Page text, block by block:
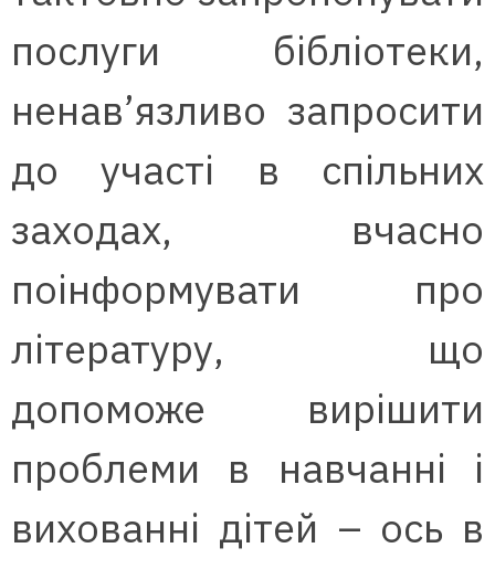
послуги бібліотеки,
ненав’язливо запросити
до участі в спільних
заходах, вчасно
поінформувати про
літературу, що
допоможе вирішити
проблеми в навчанні і
вихованні дітей – ось в